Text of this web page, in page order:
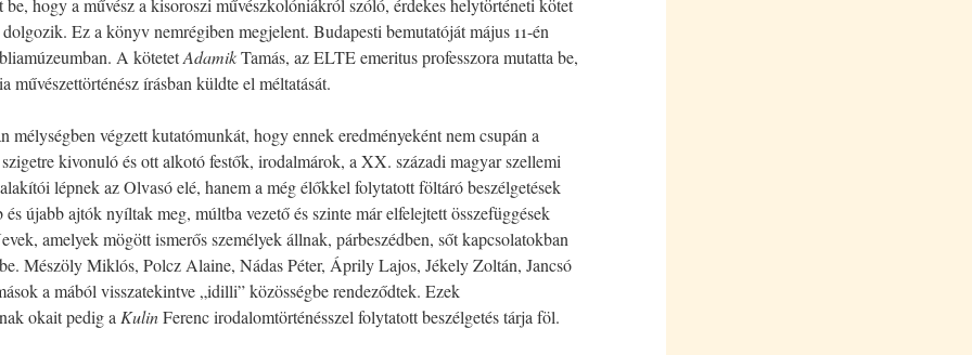
be, hogy a művész a kisoroszi művészkolóniákról szóló, érdekes helytörténeti kötet
dolgozik. Ez a könyv nemrégiben megjelent. Budapesti bemutatóját május 11-én
A kötetetAdamikTamás, az ELTE emeritus professzora mutatta be,
művészettörténész írásban küldte el méltatását.
mélységben végzett kutatómunkát, hogy ennek eredményeként nem csupán a
szigetre kivonuló és ott alkotó festők, irodalmárok, a XX. századi magyar szellemi
lépnek az Olvasó elé, hanem a még élőkkel folytatott föltáró beszélgetések
és újabb ajtók nyíltak meg, múltba vezető és szinte már elfelejtett összefüggések
amelyek mögött ismerős személyek állnak, párbeszédben, sőt kapcsolatokban
Mészöly Miklós, Polcz Alaine, Nádas Péter, Áprily Lajos, Jékely Zoltán, Jancsó
a mából visszatekintve „idilli” közösségbe rendeződtek. Ezek
okait pedig a KulinFerenc irodalomtörténésszel folytatott beszélgetés tárja föl.